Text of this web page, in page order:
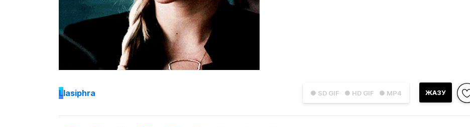
● SD GIF ● HD GIF ● MP4 ЖАЗУ
Llasiphra